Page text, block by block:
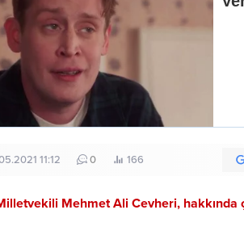
11:12 0 166
Mehmet Ali Cevheri, hakkında